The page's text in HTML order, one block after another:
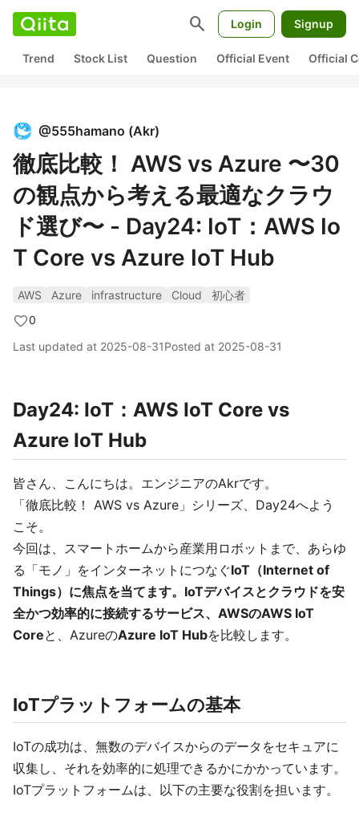
search Login Signup
Trend Stock List Question Official Event Official
@555hamano (Akr)
徹底比較！ AWS vs Azure 〜30
の観点から考える最適なクラウ
ド選び〜 - Day24: IoT：AWS Io
T Core vs Azure IoT Hub
AWS Azure infrastructure Cloud
初心者
0
Last updated at 2025-08-31Posted at 2025-08-31
Day24: IoT：AWS IoT Core vs
Azure IoT Hub
皆さん、こんにちは。エンジニアのAkrです。
「徹底比較！ AWS vs Azure」シリーズ、Day24へよう
こそ。
今回は、スマートホームから産業用ロボットまで、あらゆ
る「モノ」をインターネットにつなぐIoT（Internet of
Things）に焦点を当てます。IoTデバイスとクラウドを安
全かつ効率的に接続するサービス、AWSのAWS IoT
Coreと、AzureのAzure IoT Hubを比較します。
IoTプラットフォームの基本
IoTの成功は、無数のデバイスからのデータをセキュアに
収集し、それを効率的に処理できるかにかかっています。
IoTプラットフォームは、以下の主要な役割を担います。